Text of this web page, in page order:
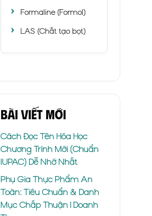
Formaline (Formol)
LAS (Chất tạo bọt)
Bài viết mới
Cách Đọc Tên Hóa Học
Chương Trình Mới (Chuẩn
IUPAC) Dễ Nhớ Nhất
Phụ Gia Thực Phẩm An
Toàn: Tiêu Chuẩn & Danh
Mục Chấp Thuận | Doanh